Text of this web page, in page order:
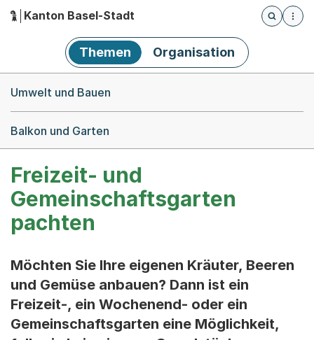
Hauptnavigation
Kanton Basel-Stadt
Öffnet
Themen Organisation
Umwelt und Bauen
Balkon und Garten
Freizeit- und
Gemeinschaftsgarten
pachten
Möchten Sie Ihre eigenen Kräuter, Beeren
und Gemüse anbauen? Dann ist ein
Freizeit-, ein Wochenend- oder ein
Gemeinschaftsgarten eine Möglichkeit,